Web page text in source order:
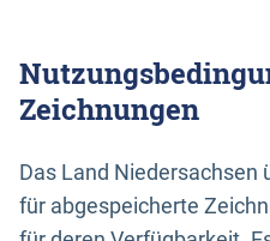
Zeichnungen
Das Land
für abgespeicherte